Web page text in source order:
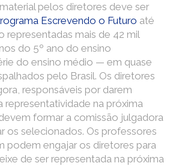
pelos diretores deve ser
Escrevendo o Futuro até
representadas mais de 42 mil
do 5º ano do ensino
do ensino médio — em quase
pelo Brasil. Os diretores
responsáveis por darem
representatividade na próxima
formar a comissão julgadora
os selecionados. Os professores
podem engajar os diretores para
de ser representada na próxima